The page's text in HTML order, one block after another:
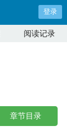
登录
阅读记录
章节目录